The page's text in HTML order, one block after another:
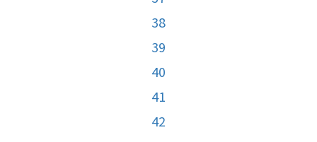
38
39
40
41
42